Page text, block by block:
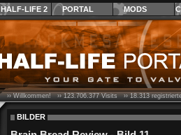
HALF-LIFE 2 PORTAL MODS
›› Willkommen! ››123.706.377Visits ››18.313
BILDER